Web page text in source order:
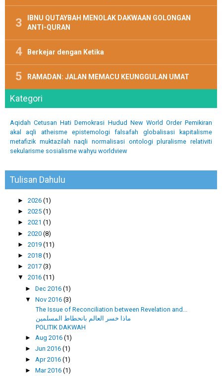
IBNU QUTAYBAH MENOLAK DAKWAAN GOLONGAN
ANTI-QURAN
Berkejar dengan Ketika
RAMADAN: JALAN MEMACU KEUNGGULAN UMAT
Kategori
Aqidah Cetusan Hati Demokrasi Hudud New World Order Pemikiran
akal
aqli atheisme epistemologi falsafah globalisasi
kapitalisme
metafizik muktazilah naqli normalisasi ontologi pluralisme relativiti
sekularisme sosialisme wahyu worldview
Tulisan Dahulu
► 2026 (1)
► 2025 (1)
► 2021 (1)
► 2020 (8)
► 2019 (11)
► 2018 (1)
► 2017 (3)
▼ 2016 (11)
►Dec 2016(1)
▼Nov 2016(3)
The Issue of Reconciliation between Revelation and...
ماذا خسر العالم بانحطاط المسلمين
POLITIK DAKWAH
► Aug 2016(1)
►Jun 2016(1)
► Apr 2016(1)
►Mar 2016(1)